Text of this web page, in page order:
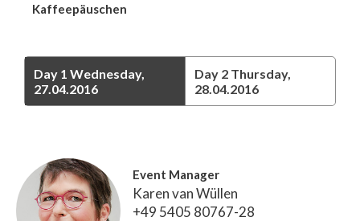
Kaffeepäuschen
Day 1 Wednesday,
27.04.2016
Day 2 Thursday,
28.04.2016
Event Manager
Karen van Wüllen
+49 5405 80767-28